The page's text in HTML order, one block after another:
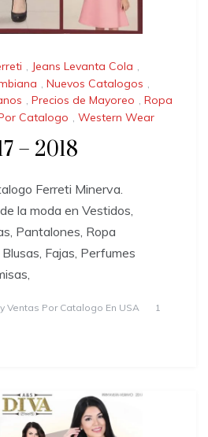
, Jeans Levanta Cola ,
, Nuevos Catalogos ,
, Precios de Mayoreo , Ropa
Catalogo , Western Wear
– 2018
Ferreti Minerva.
la moda en Vestidos,
Pantalones, Ropa
Fajas, Perfumes
Ventas Por Catalogo En USA
1